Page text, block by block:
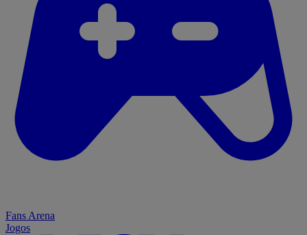
Fans Arena
Jogos